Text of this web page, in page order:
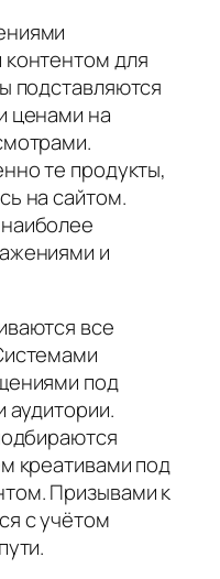
для
подставляются
ценами на
те продукты,
на сайтом.
и
все
под
аудитории.
креативами под
Призывами к
с учётом